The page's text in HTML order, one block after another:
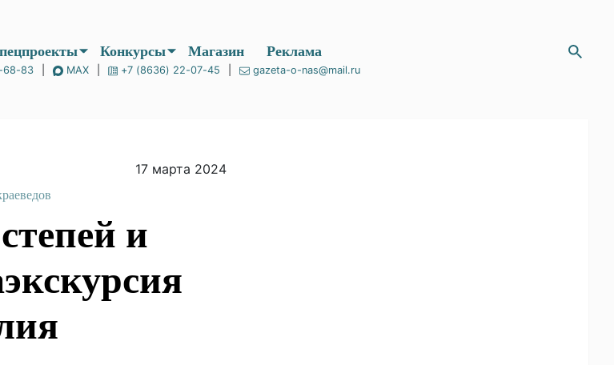
Конкурсы Магазин Реклама
68-83 MAX +7 (8636) 22-07-45 gazeta-o-nas@mail.ru
17 марта 2024
и